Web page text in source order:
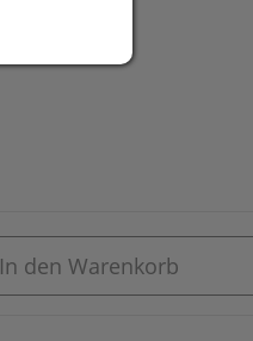
In den Warenkorb